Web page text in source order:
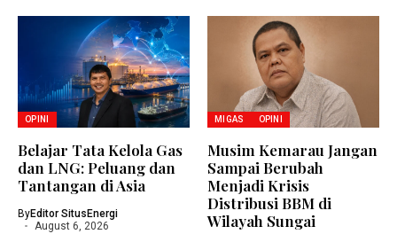
OPINI
Belajar Tata Kelola Gas
dan LNG: Peluang dan
Tantangan di Asia
ByEditor SitusEnergi
August 6, 2026
MIGAS OPINI
Musim Kemarau Jangan
Sampai Berubah
Menjadi Krisis
Distribusi BBM di
Wilayah Sungai